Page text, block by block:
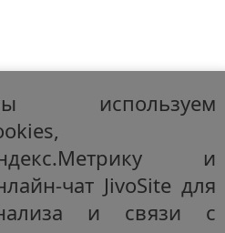
используем
и
чат JivoSite для
и связи с